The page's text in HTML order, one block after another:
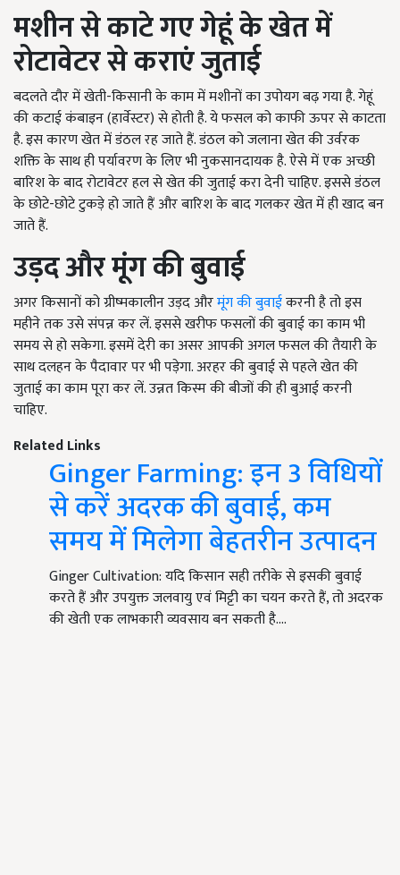
मशीन से काटे गए गेहूं के खेत में
रोटावेटर से कराएं जुताई
बदलते दौर में खेती-किसानी के काम में मशीनों का उपोयग बढ़ गया है. गेहूं
की कटाई कंबाइन (हार्वेस्टर) से होती है. ये फसल को काफी ऊपर से काटता
है. इस कारण खेत में डंठल रह जाते हैं. डंठल को जलाना खेत की उर्वरक
शक्ति के साथ ही पर्यावरण के लिए भी नुकसानदायक है. ऐसे में एक अच्छी
बारिश के बाद रोटावेटर हल से खेत की जुताई करा देनी चाहिए. इससे डंठल
के छोटे-छोटे टुकड़े हो जाते हैं और बारिश के बाद गलकर खेत में ही खाद बन
जाते हैं.
उड़द और मूंग की बुवाई
अगर किसानों को ग्रीष्मकालीन उड़द औरमूंग की बुवाईकरनी है तो इस
महीने तक उसे संपन्न कर लें. इससे खरीफ फसलों की बुवाई का काम भी
समय से हो सकेगा. इसमें देरी का असर आपकी अगल फसल की तैयारी के
साथ दलहन के पैदावार पर भी पड़ेगा. अरहर की बुवाई से पहले खेत की
जुताई का काम पूरा कर लें. उन्नत किस्म की बीजों की ही बुआई करनी
चाहिए.
Related Links
Ginger Farming: इन 3 विधियों
से करें अदरक की बुवाई, कम
समय में मिलेगा बेहतरीन उत्पादन
Ginger Cultivation: यदि किसान सही तरीके से इसकी बुवाई
करते हैं और उपयुक्त जलवायु एवं मिट्टी का चयन करते हैं, तो अदरक
की खेती एक लाभकारी व्यवसाय बन सकती है.…